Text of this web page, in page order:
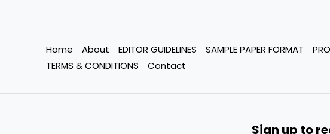
Home About EDITOR GUIDELINES SAMPLE PAPER FORMAT
TERMS & CONDITIONS
Contact
Sign up to